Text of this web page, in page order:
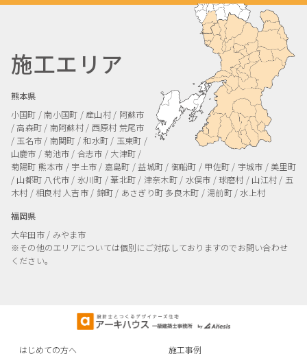
施工エリア
熊本県
小国町 / 南小国町 / 産山村 / 阿蘇市
/ 高森町 / 南阿蘇村 / 西原村 荒尾市
/ 玉名市 / 南関町 / 和水町 / 玉東町 /
山鹿市 / 菊池市 / 合志市 / 大津町 /
菊陽町 熊本市 / 宇土市 / 嘉島町 / 益城町 / 御船町 / 甲佐町 / 宇城市 / 美里町
/ 山都町 八代市 / 氷川町 / 葦北町 / 津奈木町 / 水俣市 / 球磨村 / 山江村 / 五
木村 / 相良村人吉市 / 錦町 / あさぎり町 多良木町 / 湯前町 / 水上村
福岡県
大牟田市 / みやま市
※その他のエリアについては個別にご対応しておりますのでお問い合わせ
ください。
はじめての方へ 施工事例